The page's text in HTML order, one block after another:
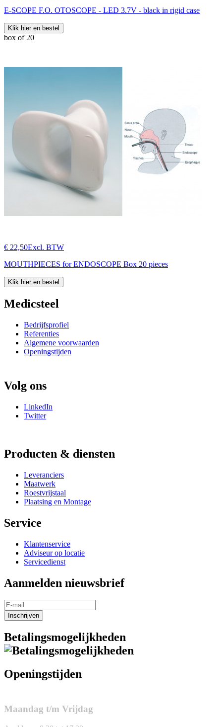
E-SCOPE F.O. OTOSCOPE - LED 3.7V - black in rigid case
Klik hier en bestel
box of 20
€ 22,50Excl. BTW
MOUTHPIECES for ENDOSCOPE Box 20 pieces
Klik hier en bestel
Medicsteel
Bedrijfsprofiel
Referenties
Algemene voorwaarden
Openingstijden
Volg ons
LinkedIn
Twitter
Producten & diensten
Leveranciers
Maatwerk
Roestvrijstaal
Plaatsing en Montage
Service
Klantenservice
Adviseur op locatie
Servicedienst
Aanmelden nieuwsbrief
Inschrijven
Betalingsmogelijkheden
Openingstijden
Maandag t/m Vrijdag